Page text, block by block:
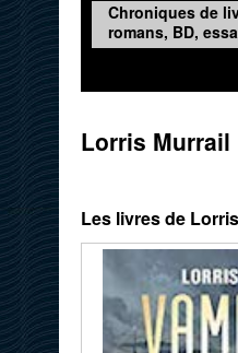
Chroniques de
romans, BD,
Lorris Murrail
Les livres de